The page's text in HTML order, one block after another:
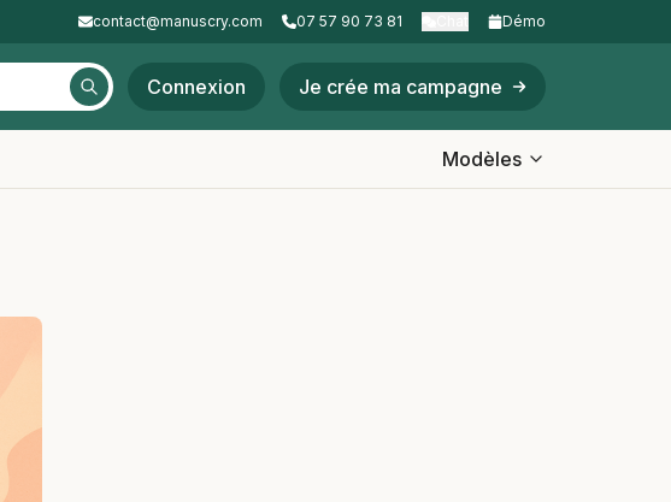
contact@manuscry.com 07 57 90 73 81 Démo
Connexion Je crée ma campagne
Modèles